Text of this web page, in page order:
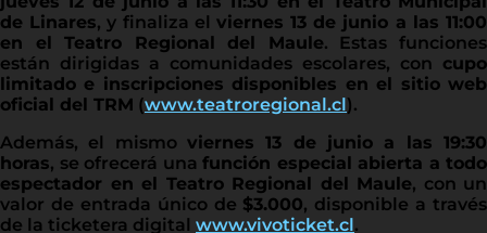
de Linares, y finaliza el viernes 13 de junio a las 11:00
en el Teatro Regional del Maule. Estas funciones
están dirigidas a comunidades escolares, con cupo
limitado e inscripciones disponibles en el sitio web
oficial del TRM (www.teatroregional.cl).
Además, el mismo viernes 13 de junio a las 19:30
horas, se ofrecerá una función especial abierta a todo
espectador en el Teatro Regional del Maule, con un
valor de entrada único de $3.000, disponible a través
de la ticketera digital www.vivoticket.cl.